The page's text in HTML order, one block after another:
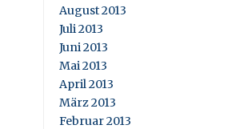
August 2013
Juli 2013
Juni 2013
Mai 2013
April 2013
März 2013
Februar 2013